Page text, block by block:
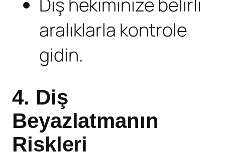
aralıklarla kontrole
gidin.
4. Diş
Beyazlatmanın
Riskleri